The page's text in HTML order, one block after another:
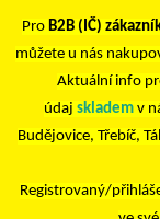
Pro B2B (IČ)
můžete u nás
Aktuální info
údaj skladem v
Budějovice, Třebíč,
Registrovaný/